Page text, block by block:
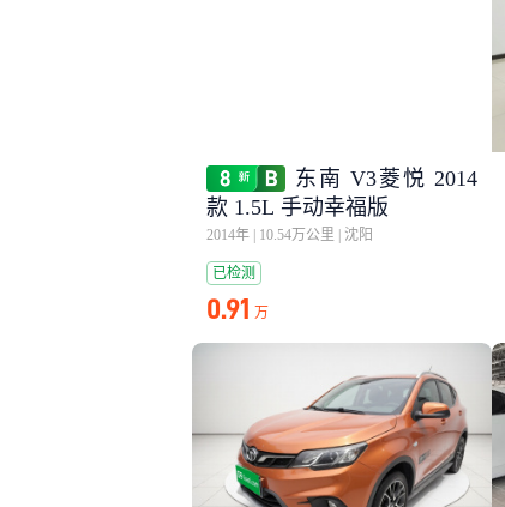
东南 V3菱悦 2014
款 1.5L 手动幸福版
2014年 10.54万公里 沈阳
已检测
0.91 万